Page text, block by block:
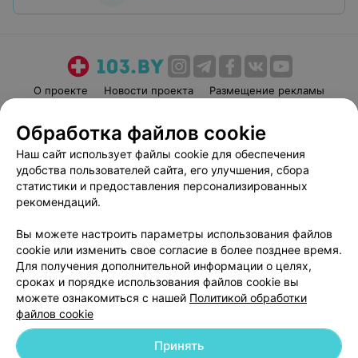
О проекте Новости проекта
Размещение рекламы
Пользовательское соглашение
Способы оплаты
Вакансии
Партнеры
Написать руководителю 103.by
Обработка персональных данных
Обработка файлов cookie
Наш сайт использует файлы cookie для обеспечения
удобства пользователей сайта, его улучшения, сбора
статистики и предоставления персонализированных
рекомендаций.
Вы можете настроить параметры использования файлов
cookie или изменить свое согласие в более позднее время.
Для получения дополнительной информации о целях,
сроках и порядке использования файлов cookie вы
можете ознакомиться с нашей Политикой обработки
файлов cookie
Принять